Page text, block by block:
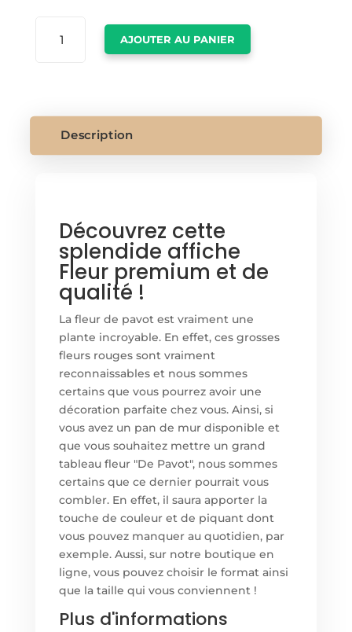
AJOUTER AU PANIER
Description
Découvrez cette
splendide affiche
Fleur premium et de
qualité !
La fleur de pavot est vraiment une
plante incroyable. En effet, ces grosses
fleurs rouges sont vraiment
reconnaissables et nous sommes
certains que vous pourrez avoir une
décoration parfaite chez vous. Ainsi, si
vous avez un pan de mur disponible et
que vous souhaitez mettre un grand
tableau fleur "De Pavot", nous sommes
certains que ce dernier pourrait vous
combler. En effet, il saura apporter la
touche de couleur et de piquant dont
vous pouvez manquer au quotidien, par
exemple. Aussi, sur notre boutique en
ligne, vous pouvez choisir le format ainsi
que la taille qui vous conviennent !
Plus d'informations